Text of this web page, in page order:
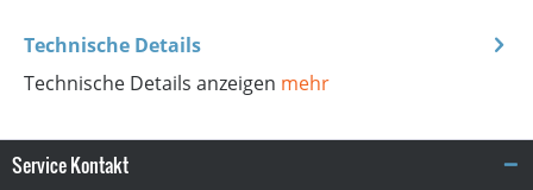
Technische Details
Technische Details anzeigen mehr
Service Kontakt